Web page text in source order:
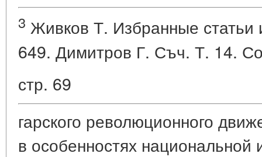
3 Живков Т. Избранные
649. Димитров Г. Съч. Т. 14.
стр. 69
гарского революционного
в особенностях национальной